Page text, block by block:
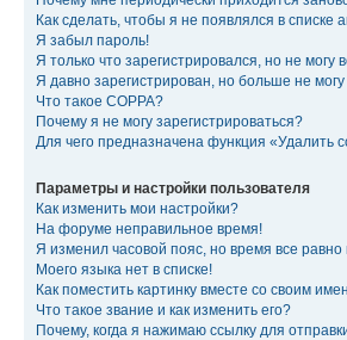
Как сделать, чтобы я не появлялся в списке
Я забыл пароль!
Я только что зарегистрировался, но не могу
Я давно зарегистрирован, но больше не могу
Что такое COPPA?
Почему я не могу зарегистрироваться?
Для чего предназначена функция «Удалить
Параметры и настройки пользователя
Как изменить мои настройки?
На форуме неправильное время!
Я изменил часовой пояс, но время все
Моего языка нет в списке!
Как поместить картинку вместе со своим
Что такое звание и как изменить его?
Почему, когда я нажимаю ссылку для